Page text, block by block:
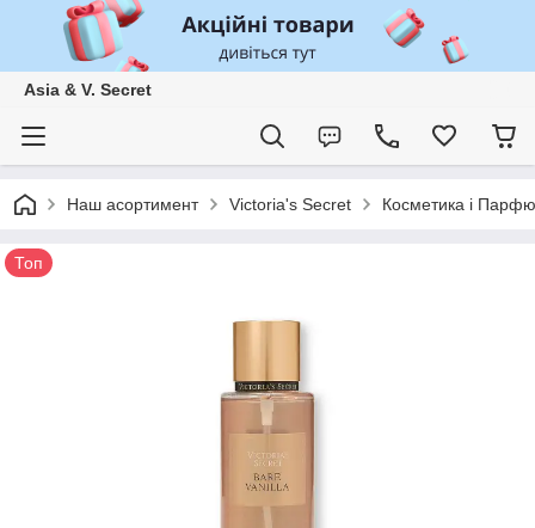
Asia & V. Secret
Наш асортимент Victoria's Secret Косметика і
Топ